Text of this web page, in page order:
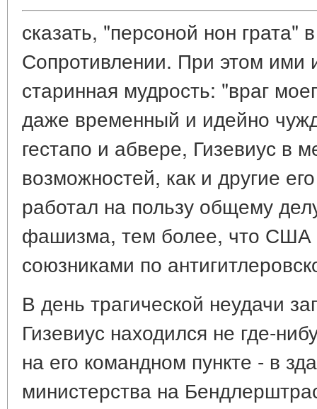
сказать, "персоной нон грата"
Сопротивлении. При этом ими
старинная мудрость: "враг
даже временный и идейно
гестапо и абвере, Гизевиус в
возможностей, как и другие
работал на пользу общему
фашизма, тем более, что США
союзниками по
В день трагической неудачи
Гизевиус находился не где-
на его командном пункте - в
министерства на